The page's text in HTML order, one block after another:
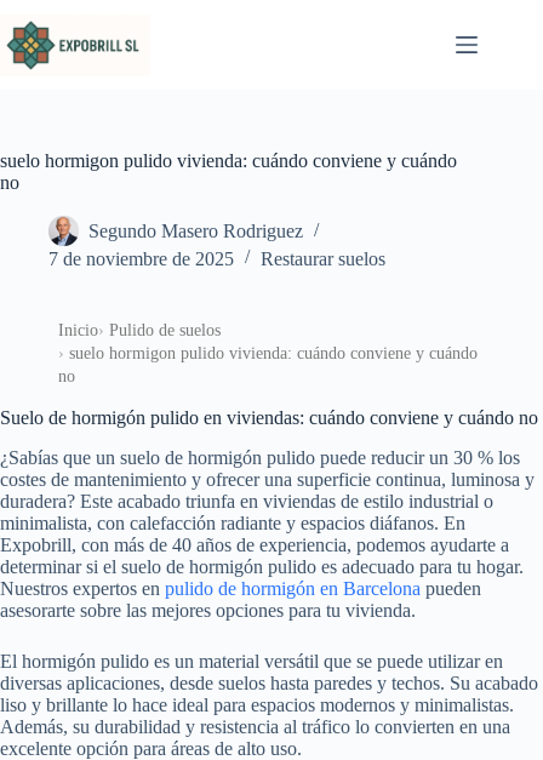
suelo hormigon pulido vivienda: cuándo conviene y cuándo
no
Segundo Masero Rodriguez
7 de noviembre de 2025
Restaurar suelos
Inicio
Pulido de suelos
suelo hormigon pulido vivienda: cuándo conviene y cuándo
no
Suelo de hormigón pulido en viviendas: cuándo conviene y cuándo no
¿Sabías que un suelo de hormigón pulido puede reducir un 30 % los
costes de mantenimiento y ofrecer una superficie continua, luminosa y
duradera? Este acabado triunfa en viviendas de estilo industrial o
minimalista, con calefacción radiante y espacios diáfanos. En
Expobrill, con más de 40 años de experiencia, podemos ayudarte a
determinar si el suelo de hormigón pulido es adecuado para tu hogar.
Nuestros expertos en pulido de hormigón en Barcelona pueden
asesorarte sobre las mejores opciones para tu vivienda.
El hormigón pulido es un material versátil que se puede utilizar en
diversas aplicaciones, desde suelos hasta paredes y techos. Su acabado
liso y brillante lo hace ideal para espacios modernos y minimalistas.
Además, su durabilidad y resistencia al tráfico lo convierten en una
excelente opción para áreas de alto uso.